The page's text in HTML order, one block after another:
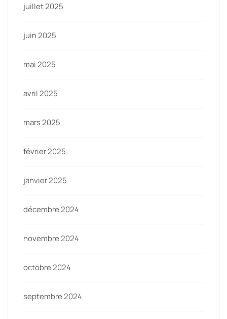
juillet 2025
juin 2025
mai 2025
avril 2025
mars 2025
février 2025
janvier 2025
décembre 2024
novembre 2024
octobre 2024
septembre 2024